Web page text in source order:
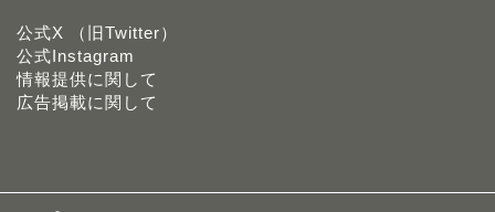
公式X （旧Twitter）
公式Instagram
情報提供に関して
広告掲載に関して